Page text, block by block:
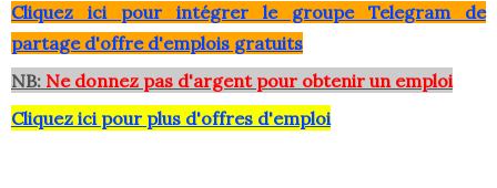
Cliquez ici pour intégrer le groupe Telegram de
partage d'offre d'emplois gratuits
NB: Ne donnez pas d'argent pour obtenir un emploi
Cliquez ici pour plus d'offres d'emploi